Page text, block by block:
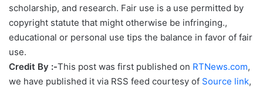
scholarship, and research. Fair use is a use permitted by
copyright statute that might otherwise be infringing.,
educational or personal use tips the balance in favor of fair
use.
Credit By :-This post was first published on RTNews.com,
we have published it via RSS feed courtesy of Source link,